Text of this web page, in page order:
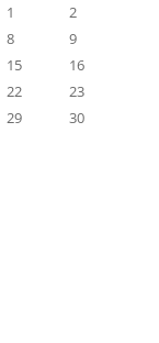
1
2
8
9
15
16
22
23
29
30